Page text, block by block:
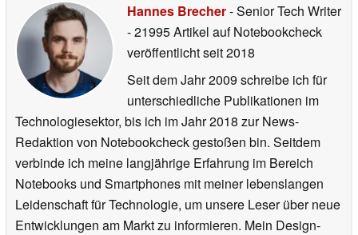
Hannes Brecher- Senior Tech Writer
- 21995 Artikel auf Notebookcheck
veröffentlichtseit 2018
Seit dem Jahr 2009 schreibe ich für
unterschiedliche Publikationen im
Technologiesektor, bis ich im Jahr 2018 zur News-
Redaktion von Notebookcheck gestoßen bin. Seitdem
verbinde ich meine langjährige Erfahrung im Bereich
Notebooks und Smartphones mit meiner lebenslangen
Leidenschaft für Technologie, um unsere Leser über neue
Entwicklungen am Markt zu informieren. Mein Design-